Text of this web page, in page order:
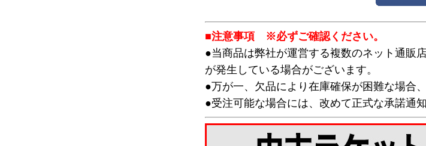
■注意事項 ※必ずご確認ください。
●当商品は弊社が運営する複数のネット通販
が発生している場合がございます。
●万が一、欠品により在庫確保が困難な場合
●受注可能な場合には、改めて正式な承諾通